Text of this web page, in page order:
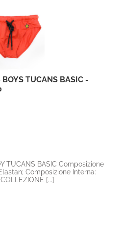
TUCANS BASIC -
TUCANS BASIC Composizione
Composizione Interna:
[...]